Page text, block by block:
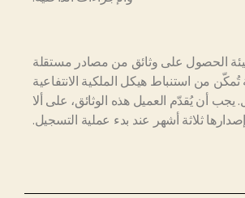
الحصول على وثائق من مصادر مستقلة
من استنباط هيكل الملكية الانتفاعية
يجب أن يُقدّم العميل هذه الوثائق، على ألا
إصدارها ثلاثة أشهر عند بدء عملية التسجيل.